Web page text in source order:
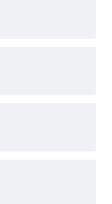
需要进行二